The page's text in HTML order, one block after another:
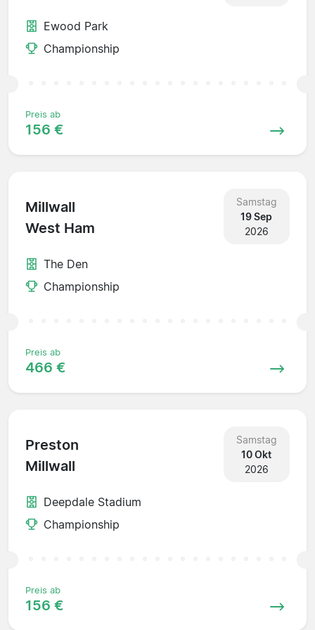
Ewood Park
Championship
Preis ab
156 €
Millwall
West Ham
Samstag
19 Sep
2026
The Den
Championship
Preis ab
466 €
Preston
Millwall
Samstag
10 Okt
2026
Deepdale Stadium
Championship
Preis ab
156 €